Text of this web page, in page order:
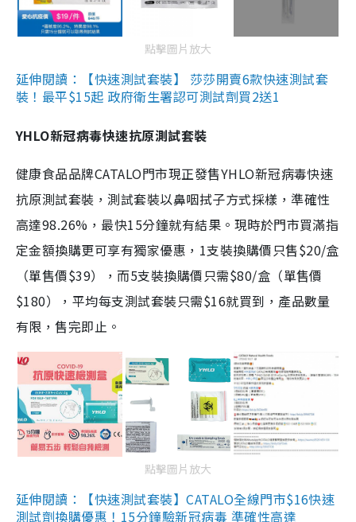
點擊圖片放大
延伸閱讀：【快速測試套裝】 莎莎開賣6款快速測試套
裝！最平$15起 政府衛生署認可測試劑買2送1
YHLO新冠病毒快速抗原測試套裝
健康食品品牌CATALO門市現正發售YHLO新冠病毒快速
抗原測試套裝，測試套裝以鼻咽拭子方式採樣，準確性
高達98.26%，最快15分鐘就有結果。現時於門市買滿指
定金額換購更可享有獨家優惠，1支裝換購價只售$20/盒
（單售價$39），而5支裝換購價只需$80/盒（單售價
$180），平均每支測試套裝只需$16就買到，產品數量
有限，售完即止。
點擊圖片放大
延伸閱讀：【快速測試套裝】CATALO全線門市$16快速
測試劑換購優惠！15分鐘驗新冠病毒 準確性高達